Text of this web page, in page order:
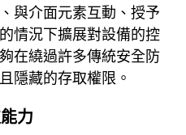
與介面元素互動、授予
情況下擴展對設備的控
在繞過許多傳統安全防
隱藏的存取權限。
力